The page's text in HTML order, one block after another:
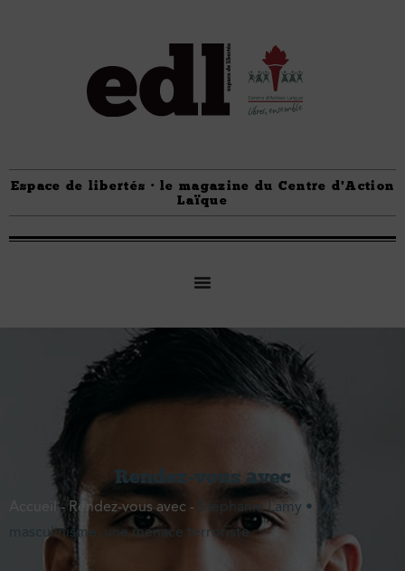
Espace de libertés · le magazine du Centre d'Action
Laïque
Rendez-vous avec
Accueil - Rendez-vous avec - Stéphanie Lamy • Le
masculinisme, une menace terroriste